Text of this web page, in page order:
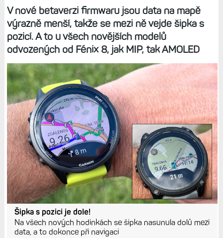
V nové betaverzi firmwaru jsou data na mapě
výrazně menší, takže se mezi ně vejde šipka s
pozicí. A to u všech novějších modelů
odvozených od Fénix 8, jak MIP, tak AMOLED
Šipka s pozici je dole!
Na všech nových hodinkách se šipka nasunula dolů mezi
data, a to dokonce při navigaci